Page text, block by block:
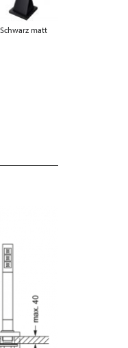
Schwarz matt